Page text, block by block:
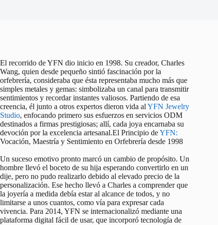
El recorrido de YFN dio inicio en 1998. Su creador, Charles
Wang, quien desde pequeño sintió fascinación por la
orfebrería, consideraba que ésta representaba mucho más que
simples metales y gemas: simbolizaba un canal para transmitir
sentimientos y recordar instantes valiosos. Partiendo de esa
creencia, él junto a otros expertos dieron vida al YFN Jewelry
Studio, enfocando primero sus esfuerzos en servicios ODM
destinados a firmas prestigiosas; allí, cada joya encarnaba su
devoción por la excelencia artesanal.El Principio deYFN:
Vocación, Maestría y Sentimiento en Orfebrería desde 1998
Un suceso emotivo pronto marcó un cambio de propósito. Un
hombre llevó el boceto de su hija esperando convertirlo en un
dije, pero no pudo realizarlo debido al elevado precio de la
personalización. Ese hecho llevó a Charles a comprender que
la joyería a medida debía estar al alcance de todos, y no
limitarse a unos cuantos, como vía para expresar cada
vivencia. Para 2014, YFN se internacionalizó mediante una
plataforma digital fácil de usar, que incorporó tecnología de